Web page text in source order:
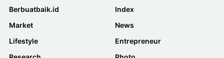
Berbuatbaik.id
Index
Market
News
Lifestyle
Entrepreneur